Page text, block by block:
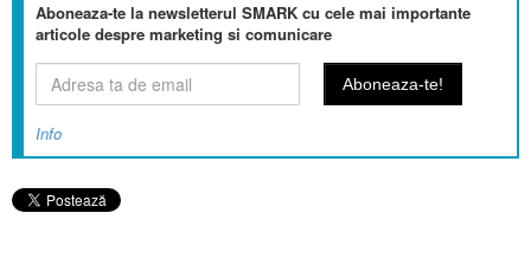
Aboneaza-te la newsletterul SMARK cu cele mai importante
articole despre marketing si comunicare
Info